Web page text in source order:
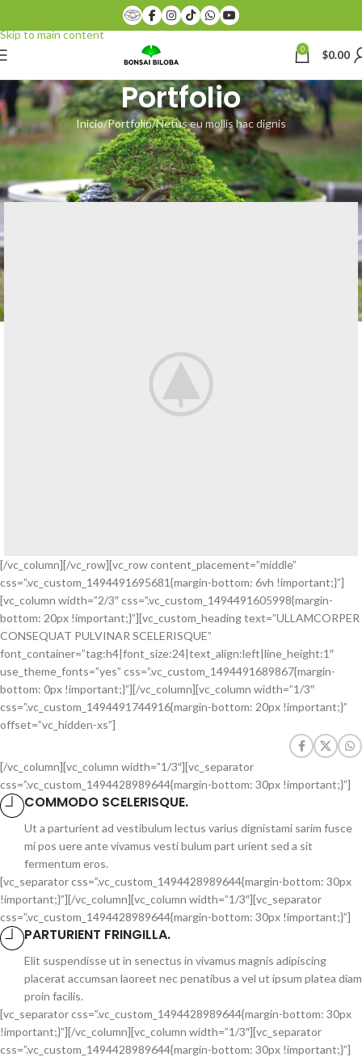
Skip to main content
0 $0.00
Portfolio
Inicio Portfolio Netus eu mollis hac dignis
[vc_row css_animation=”fadeIn”
css=”.vc_custom_1481481162117{margin-bottom: 6vh !important;}”]
[vc_column]
[/vc_column][/vc_row][vc_row content_placement=”middle”
css=”.vc_custom_1494491695681{margin-bottom: 6vh !important;}”]
[vc_column width=”2/3″ css=”.vc_custom_1494491605998{margin-
bottom: 20px !important;}”][vc_custom_heading text=”ULLAMCORPER
CONSEQUAT PULVINAR SCELERISQUE”
font_container=”tag:h4|font_size:24|text_align:left|line_height:1″
use_theme_fonts=”yes” css=”.vc_custom_1494491689867{margin-
bottom: 0px !important;}”][/vc_column][vc_column width=”1/3″
css=”.vc_custom_1494491744916{margin-bottom: 20px !important;}”
offset=”vc_hidden-xs”]
[/vc_column][vc_column width=”1/3″][vc_separator
css=”.vc_custom_1494428989644{margin-bottom: 30px !important;}”]
COMMODO SCELERISQUE.
Ut a parturient ad vestibulum lectus varius dignistami sarim fusce
mi pos uere ante vivamus vesti bulum part urient sed a sit
fermentum eros.
[vc_separator css=”.vc_custom_1494428989644{margin-bottom: 30px
!important;}”][/vc_column][vc_column width=”1/3″][vc_separator
css=”.vc_custom_1494428989644{margin-bottom: 30px !important;}”]
PARTURIENT FRINGILLA.
Elit suspendisse ut in senectus in vivamus magnis adipiscing
placerat accumsan laoreet nec penatibus a vel ut ipsum platea diam
proin facilis.
[vc_separator css=”.vc_custom_1494428989644{margin-bottom: 30px
!important;}”][/vc_column][vc_column width=”1/3″][vc_separator
css=”.vc_custom_1494428989644{margin-bottom: 30px !important;}”]